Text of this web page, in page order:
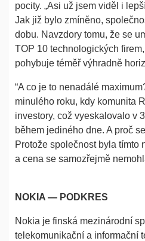
pocity. „Asi už jsem viděl i
Jak již bylo zmíněno,
dobu. Navzdory tomu, že se
TOP 10 technologických
pohybuje téměř výhradně
“A co je to nenadálé
minulého roku, kdy komunita
investory, což vyeskalovalo v
během jediného dne. A proč
Protože společnost byla tímto
a cena se samozřejmě
NOKIA — PODKRES
Nokia je finská mezinárodní
telekomunikační a informační